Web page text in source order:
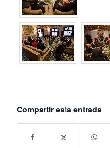
Compartir esta entrada